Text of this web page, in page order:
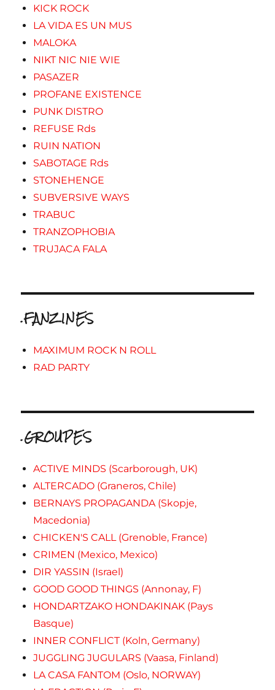
KICK ROCK
LA VIDA ES UN MUS
MALOKA
NIKT NIC NIE WIE
PASAZER
PROFANE EXISTENCE
PUNK DISTRO
REFUSE Rds
RUIN NATION
SABOTAGE Rds
STONEHENGE
SUBVERSIVE WAYS
TRABUC
TRANZOPHOBIA
TRUJACA FALA
.FANZINES
MAXIMUM ROCK N ROLL
RAD PARTY
.GROUPES
ACTIVE MINDS (Scarborough, UK)
ALTERCADO (Graneros, Chile)
BERNAYS PROPAGANDA (Skopje,
Macedonia)
CHICKEN'S CALL (Grenoble, France)
CRIMEN (Mexico, Mexico)
DIR YASSIN (Israel)
GOOD GOOD THINGS (Annonay, F)
HONDARTZAKO HONDAKINAK (Pays
Basque)
INNER CONFLICT (Koln, Germany)
JUGGLING JUGULARS (Vaasa, Finland)
LA CASA FANTOM (Oslo, NORWAY)